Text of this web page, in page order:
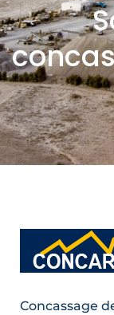
Concassage